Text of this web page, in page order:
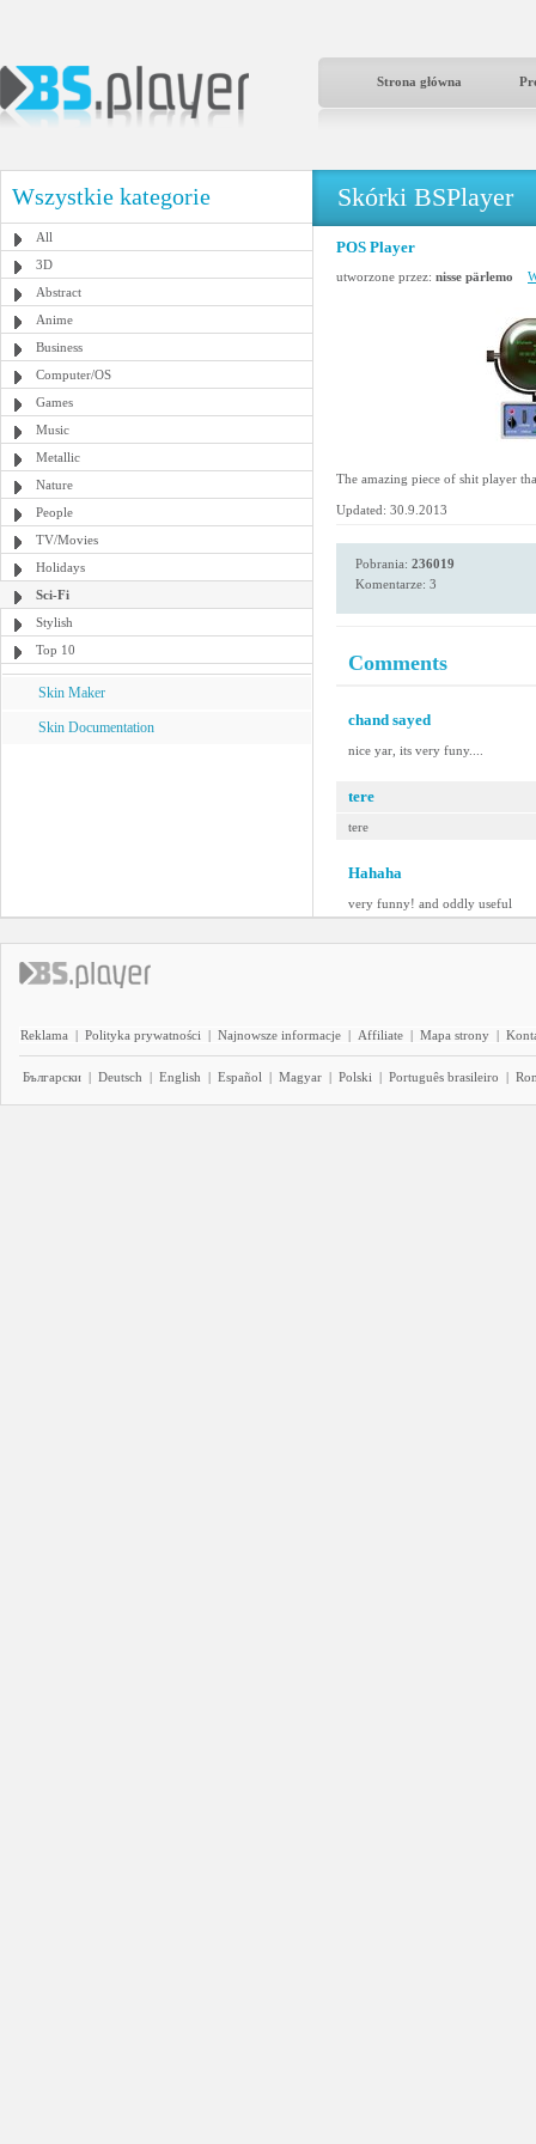
Strona główna
Wszystkie kategorie
All
3D
Abstract
Anime
Business
Computer/OS
Games
Music
Metallic
Nature
People
TV/Movies
Holidays
Sci-Fi
Stylish
Top 10
Skin Maker
Skin Documentation
Skórki BSPlayer
POS Player
utworzone przez: nisse pärlemo
The amazing piece of shit player
Updated: 30.9.2013
Pobrania: 236019
Komentarze: 3
Comments
chand sayed
nice yar, its very funy....
tere
tere
Hahaha
very funny! and oddly useful
Reklama | Polityka prywatności | Najnowsze informacje | Affiliate | Mapa strony |
Български | Deutsch | English | Español | Magyar | Polski | Português brasileiro |